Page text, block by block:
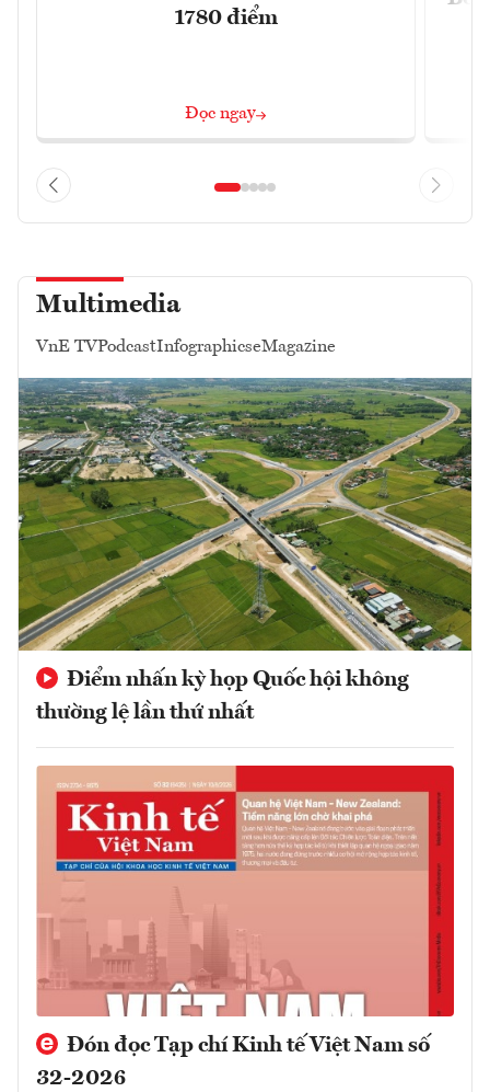
1780 điểm
Đọc ngay
Multimedia
VnE TVPodcastInfographicseMagazine
Điểm nhấn kỳ họp Quốc hội không
thường lệ lần thứ nhất
Đón đọc Tạp chí Kinh tế Việt Nam số
32-2026